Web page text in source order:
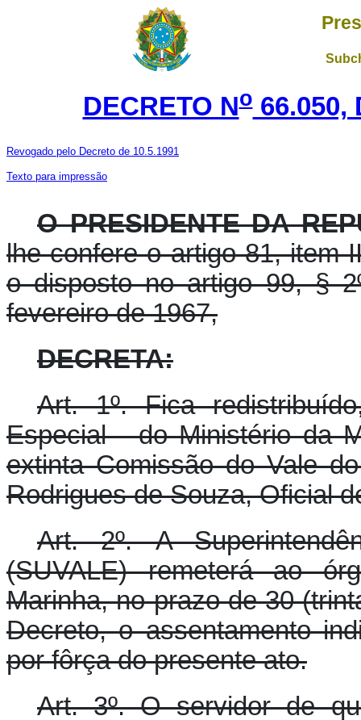
DECRETO No66.050,
Revogado pelo Decreto de 10.5.1991
Texto para impressão
O PRESIDENTE DA
lhe confere o artigo 81, item
o disposto no artigo 99, §
fevereiro de 1967,
DECRETA:
Art. 1º. Fica
Especial - do Ministério da
extinta Comissão do Vale
Rodrigues de Souza, Oficial
Art. 2º. A
(SUVALE) remeterá ao
Marinha, no prazo de 30
Decreto, o assentamento
por fôrça do presente ato.
Art. 3º. O servidor de